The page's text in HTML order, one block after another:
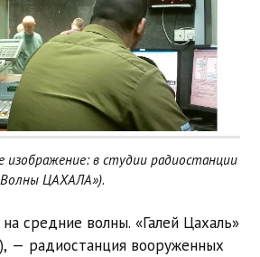
в студии радиостанции
ЦАХАЛА»).
средние волны. «Галей Цахаль»
— радиостанция вооруженных